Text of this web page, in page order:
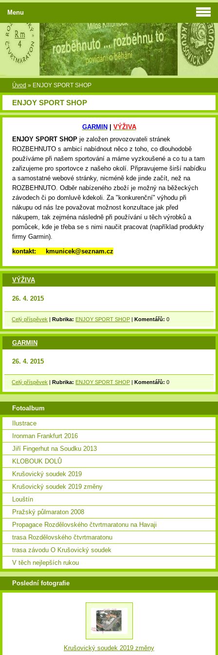
Úvod » ENJOY SPORT SHOP
ENJOY SPORT SHOP
GARMIN
VÝŽIVA
ENJOY SPORT SHOP je založen provozovateli stránek
ROZBEHNUTO s ambicí nabídnout něco z toho, co dlouhodobě
používáme při našem sportování a máme vyzkoušené a co tu a tam
zařizujeme pro sportovce z našeho okolí. Připravujeme širší nabídku
a samostatné webové stránky, nicméně kde jinde začít, než na
ROZBEHNUTO. Odběr nabízeného zboží je možný na běžeckých
závodech či po domluvě kdekoli. Za "konkurenční" výhodu při
nákupu od nás lze považovat možnost konzultace jak před
nákupem, tak zejména následně při používání u těch výrobků a
pomůcek, kde je třeba se s nimi naučit pracovat (například produkty
firmy Garmin).
kontakt: kmunicek@seznam.cz
VÝŽIVA
26. 4. 2015
Celý příspěvek |Rubrika: ENJOY SPORT SHOP |Komentářů: 0
GARMIN
26. 4. 2015
Celý příspěvek |Rubrika: ENJOY SPORT SHOP |Komentářů: 0
Menu
Fotoalbum
Ilustrace
Ironman Frankfurt 2016
Jiří Fingerhut na Soudku 2013
KLOBOUK DOLŮ
Krušovický soudek 2019
Krušovický soudek 2019 změny
Louštín
Pražský půlmaraton 2008
Propagace Rozdělovského čtvrtmaratonu na Havaji
trasa Rozdělovského čtvrtmaratonu
trasa závodu O Krušovický soudek
V těch nejlepších rukou
Poslední fotografie
Krušovický soudek 2019 změny